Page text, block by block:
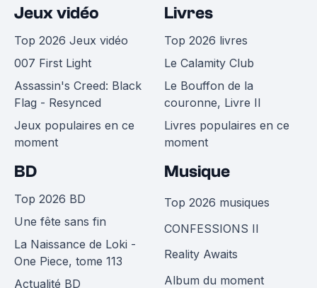
Jeux vidéo
Top 2026 Jeux vidéo
007 First Light
Assassin's Creed: Black
Flag - Resynced
Jeux populaires en ce
moment
Livres
Top 2026 livres
Le Calamity Club
Le Bouffon de la
couronne, Livre II
Livres populaires en ce
moment
BD
Top 2026 BD
Une fête sans fin
La Naissance de Loki -
One Piece, tome 113
Actualité BD
Musique
Top 2026 musiques
CONFESSIONS II
Reality Awaits
Album du moment